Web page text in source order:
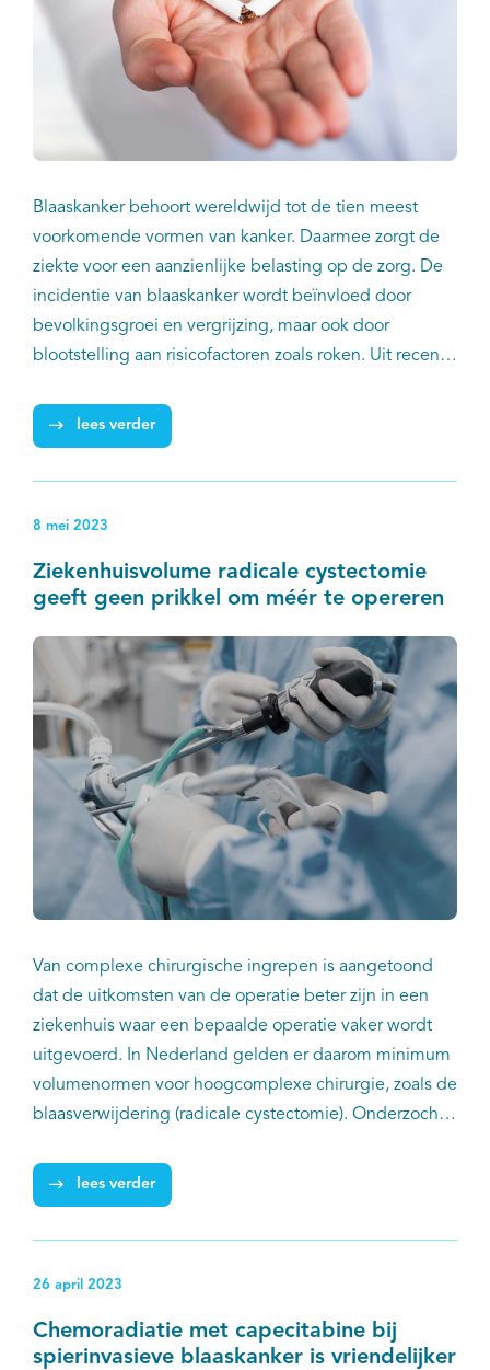
Blaaskanker behoort wereldwijd tot de tien meest
voorkomende vormen van kanker. Daarmee zorgt de
ziekte voor een aanzienlijke belasting op de zorg. De
incidentie van blaaskanker wordt beïnvloed door
bevolkingsgroei en vergrijzing, maar ook door
blootstelling aan risicofactoren zoals roken. Uit recent
van blaaskanker te verlagen, de druk op de zorg te
verminderen, het leven van blaaskankerpatiënten te
lees verder
8 mei 2023
Ziekenhuisvolume radicale cystectomie
geeft geen prikkel om méér te opereren
Van complexe chirurgische ingrepen is aangetoond
dat de uitkomsten van de operatie beter zijn in een
ziekenhuis waar een bepaalde operatie vaker wordt
uitgevoerd. In Nederland gelden er daarom minimum
volumenormen voor hoogcomplexe chirurgie, zoals de
blaasverwijdering (radicale cystectomie). Onderzocht
cystectomieën bij blaaskanker een ongewenste
prikkel geeft om meer te opereren, zoals soms wordt
lees verder
26 april 2023
Chemoradiatie met capecitabine bij
spierinvasieve blaaskanker is vriendelijker